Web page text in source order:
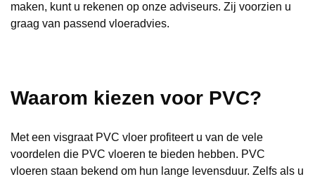
maken, kunt u rekenen op onze adviseurs. Zij voorzien u
graag van passend vloeradvies.
Waarom kiezen voor PVC?
Met een visgraat PVC vloer profiteert u van de vele
voordelen die PVC vloeren te bieden hebben. PVC
vloeren staan bekend om hun lange levensduur. Zelfs als u